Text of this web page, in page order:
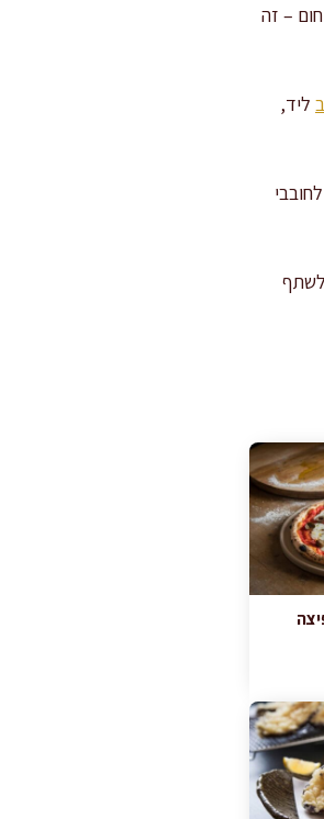
– זה
ליד,